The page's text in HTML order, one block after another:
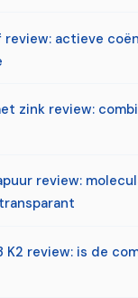
actieve
zink review:
review:
K2 review: is de